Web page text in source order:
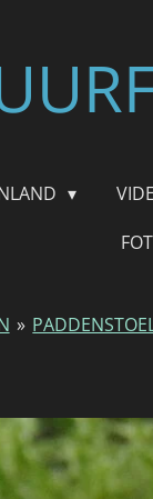
»